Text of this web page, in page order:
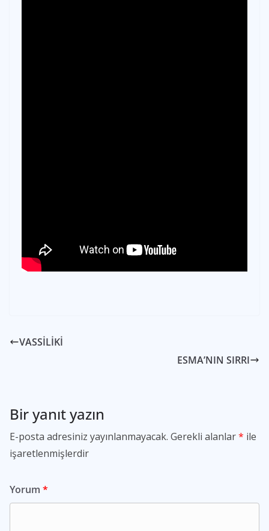
VASSİLİKİ
ESMA’NIN SIRRI
Bir yanıt yazın
E-posta adresiniz yayınlanmayacak. Gerekli alanlar* ile
işaretlenmişlerdir
Yorum *